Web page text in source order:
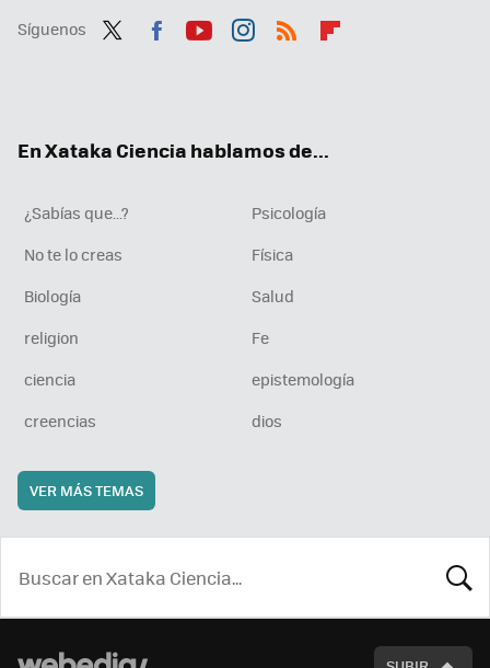
Síguenos
En Xataka Ciencia hablamos de...
¿Sabías que...?
Psicología
No te lo creas
Física
Biología
Salud
religion
Fe
ciencia
epistemología
creencias
dios
VER MÁS TEMAS